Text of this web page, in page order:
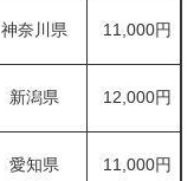
神奈川県 11,000円
新潟県 12,000円
愛知県 11,000円